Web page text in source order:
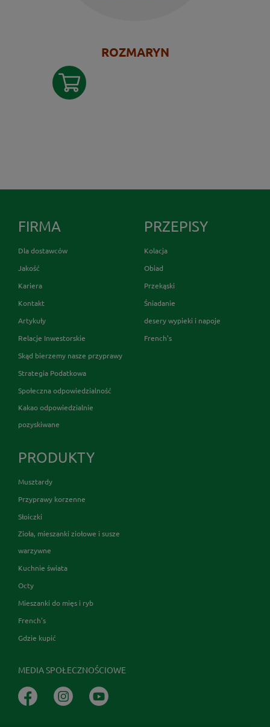
ROZMARYN
FIRMA
Dla dostawców
Jakość
Kariera
Kontakt
Artykuły
Relacje Inwestorskie
Skąd bierzemy nasze przyprawy
Strategia Podatkowa
Społeczna odpowiedzialność
Kakao odpowiedzialnie
pozyskiwane
PRZEPISY
Kolacja
Obiad
Przekąski
Śniadanie
desery wypieki i napoje
French's
PRODUKTY
Musztardy
Przyprawy korzenne
Słoiczki
Zioła, mieszanki ziołowe i susze
warzywne
Kuchnie świata
Octy
Mieszanki do mięs i ryb
French's
Gdzie kupić
MEDIA SPOŁECZNOŚCIOWE